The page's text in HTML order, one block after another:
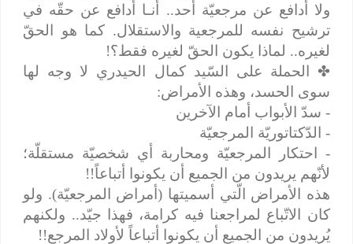
ولا أدافع عن مرجعيّة أحد.. أنـا أدافع عن حقّه في
ترشيح نفسه للمرجعية والاستقلال. كما هو الحقّ
لغيره.. لماذا يكون الحقّ لغيره فقط؟!
✤الحملة على السّيد كمال الحيدري لا وجه لها
سوى الحسد، وهذه الأمراض:
- سدّ الأبواب أمام الآخرين
- الدّكتاتوريّة المرجعيّة
- احتكار المرجعيّة ومحاربة أي شخصيّة مستقلّة؛
لأنّهم يريدون من الجميع أن يكونوا أتباعاً!!
هذه الأمراض الّتي أسميتها (أمراض المرجعيّة). ولو
كان الاتّباع لمراجعنا فيه كرامة، فهذا جيّد.. ولكنهم
يُريدون من الجميع أن يكونوا أتباعاً لأولاد المرجع!!